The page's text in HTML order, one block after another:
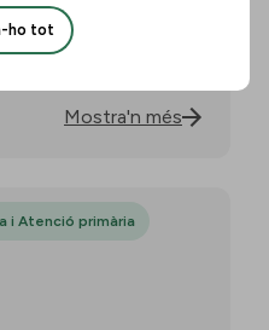
Mostra'n més
i Atenció primària
ho tot